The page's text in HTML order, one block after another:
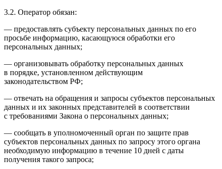
3.2. Оператор обязан:
— предоставлять субъекту персональных данных по его
просьбе информацию, касающуюся обработки его
персональных данных;
— организовывать обработку персональных данных
в порядке, установленном действующим
законодательством РФ;
— отвечать на обращения и запросы субъектов персональных
данных и их законных представителей в соответствии
с требованиями Закона о персональных данных;
— сообщать в уполномоченный орган по защите прав
субъектов персональных данных по запросу этого органа
необходимую информацию в течение 10 дней с даты
получения такого запроса;